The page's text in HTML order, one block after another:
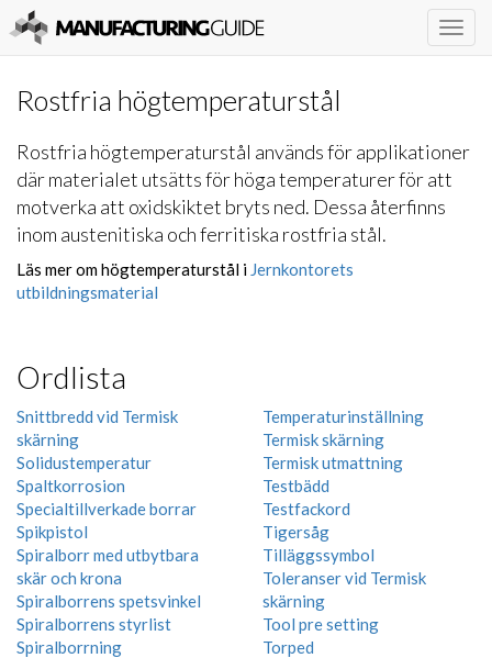
Rostfria högtemperaturstål
Rostfria högtemperaturstål används för applikationer
där materialet utsätts för höga temperaturer för att
motverka att oxidskiktet bryts ned. Dessa återfinns
inom austenitiska och ferritiska rostfria stål.
Läs mer om högtemperaturstål i Jernkontorets
utbildningsmaterial
Ordlista
Snittbredd vid Termisk
skärning
Solidustemperatur
Spaltkorrosion
Specialtillverkade borrar
Spikpistol
Spiralborr med utbytbara
skär och krona
Spiralborrens spetsvinkel
Spiralborrens styrlist
Spiralborrning
Temperaturinställning
Termisk skärning
Termisk utmattning
Testbädd
Testfackord
Tigersåg
Tilläggssymbol
Toleranser vid Termisk
skärning
Tool pre setting
Torped